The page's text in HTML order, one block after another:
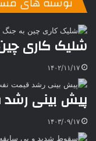
شلیک کاری
۱۴۰۲/۱۱/۱۷
پیش بینی
۱۴۰۳/۰۹/۱۷